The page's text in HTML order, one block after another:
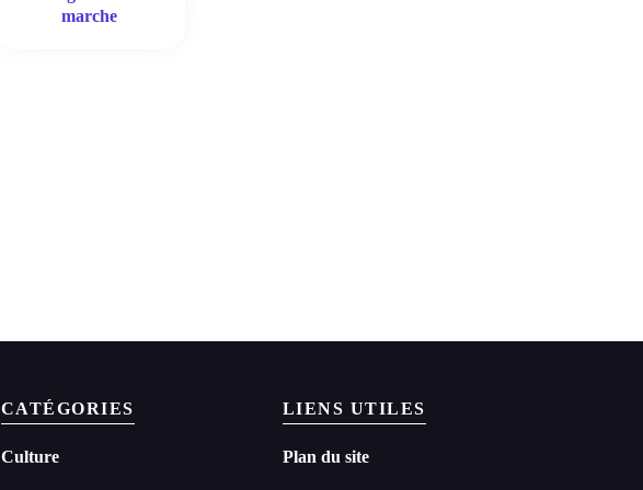
marche
CATÉGORIES
Culture
LIENS UTILES
Plan du site